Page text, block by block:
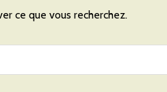
ce que vous recherchez.